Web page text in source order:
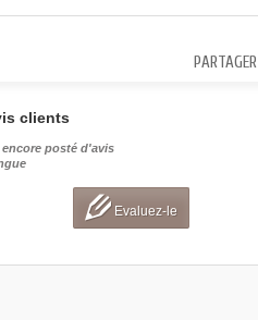
PARTAGER
clients
posté d'avis
Evaluez-le